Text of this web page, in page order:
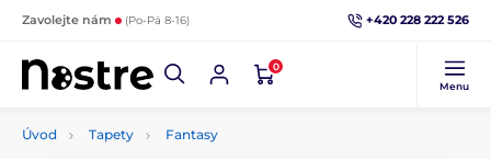
Zavolejte nám (Po-Pá 8-16) +420 228 222 526
0
Menu
Úvod Tapety Fantasy